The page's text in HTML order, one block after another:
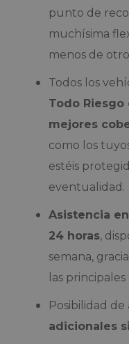
punto de
muchísima
menos de
Todos los
Todo
mejores
como los
estéis
eventualidad.
Asistencia
24 horas,
semana,
las
Posibilidad de
adicionales